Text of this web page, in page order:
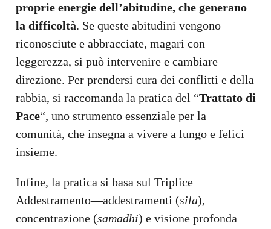
proprie energie dell’abitudine, che generano
la difficoltà. Se queste abitudini vengono
riconosciute e abbracciate, magari con
leggerezza, si può intervenire e cambiare
direzione. Per prendersi cura dei conflitti e della
rabbia, si raccomanda la pratica del “Trattato di
Pace“, uno strumento essenziale per la
comunità, che insegna a vivere a lungo e felici
insieme.
Infine, la pratica si basa sul Triplice
Addestramento—addestramenti (sila),
concentrazione (samadhi) e visione profonda